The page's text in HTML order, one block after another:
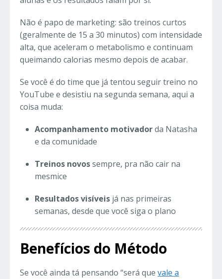
Não é papo de marketing: são treinos curtos
(geralmente de 15 a 30 minutos) com intensidade
alta, que aceleram o metabolismo e continuam
queimando calorias mesmo depois de acabar.
Se você é do time que já tentou seguir treino no
YouTube e desistiu na segunda semana, aqui a
coisa muda:
Acompanhamento motivadorda Natasha
e da comunidade
Treinos novossempre, pra não cair na
mesmice
Resultados visíveis já nas primeiras
semanas, desde que você siga o plano
Benefícios do Método
Se você ainda tá pensando “será que vale a